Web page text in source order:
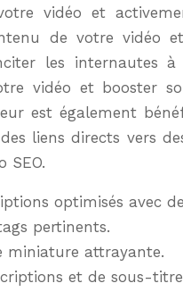
vidéo et
de votre vidéo
les internautes
vidéo et booster
est également
liens directs vers
SEO.
optimisés avec
pertinents.
miniature attrayante.
et de sous-